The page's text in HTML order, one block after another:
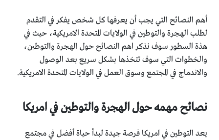
أهم النصائح التي يجب أن يعرفها كل شخص يفكر في التقدم
لطلب الهجرة والتوطين في الولايات المتحدة الامريكية، حيث في
هذة السطور سوف نذكر اهم النصائح حول الهجرة والتوطين،
والخطوات التي سوف تتخذها بشكل سريع بعد الوصول
والاندماج في المجتمع وسوق العمل في الولايات المتحدة الامريكية.
نصائح مهمه حول الهجرة والتوطين في امريكا
يعد التوطين في امريكا فرصة جيدة لبدأ حياة أفضل في مجتمع